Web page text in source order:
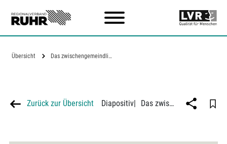
Übersicht Das zwischengemeindliche Straßenbahnnetz…
Zurück zur Übersicht Diapositiv| Das zwischengemeindliche Straßenbahnnetz im Verbandsgebiet